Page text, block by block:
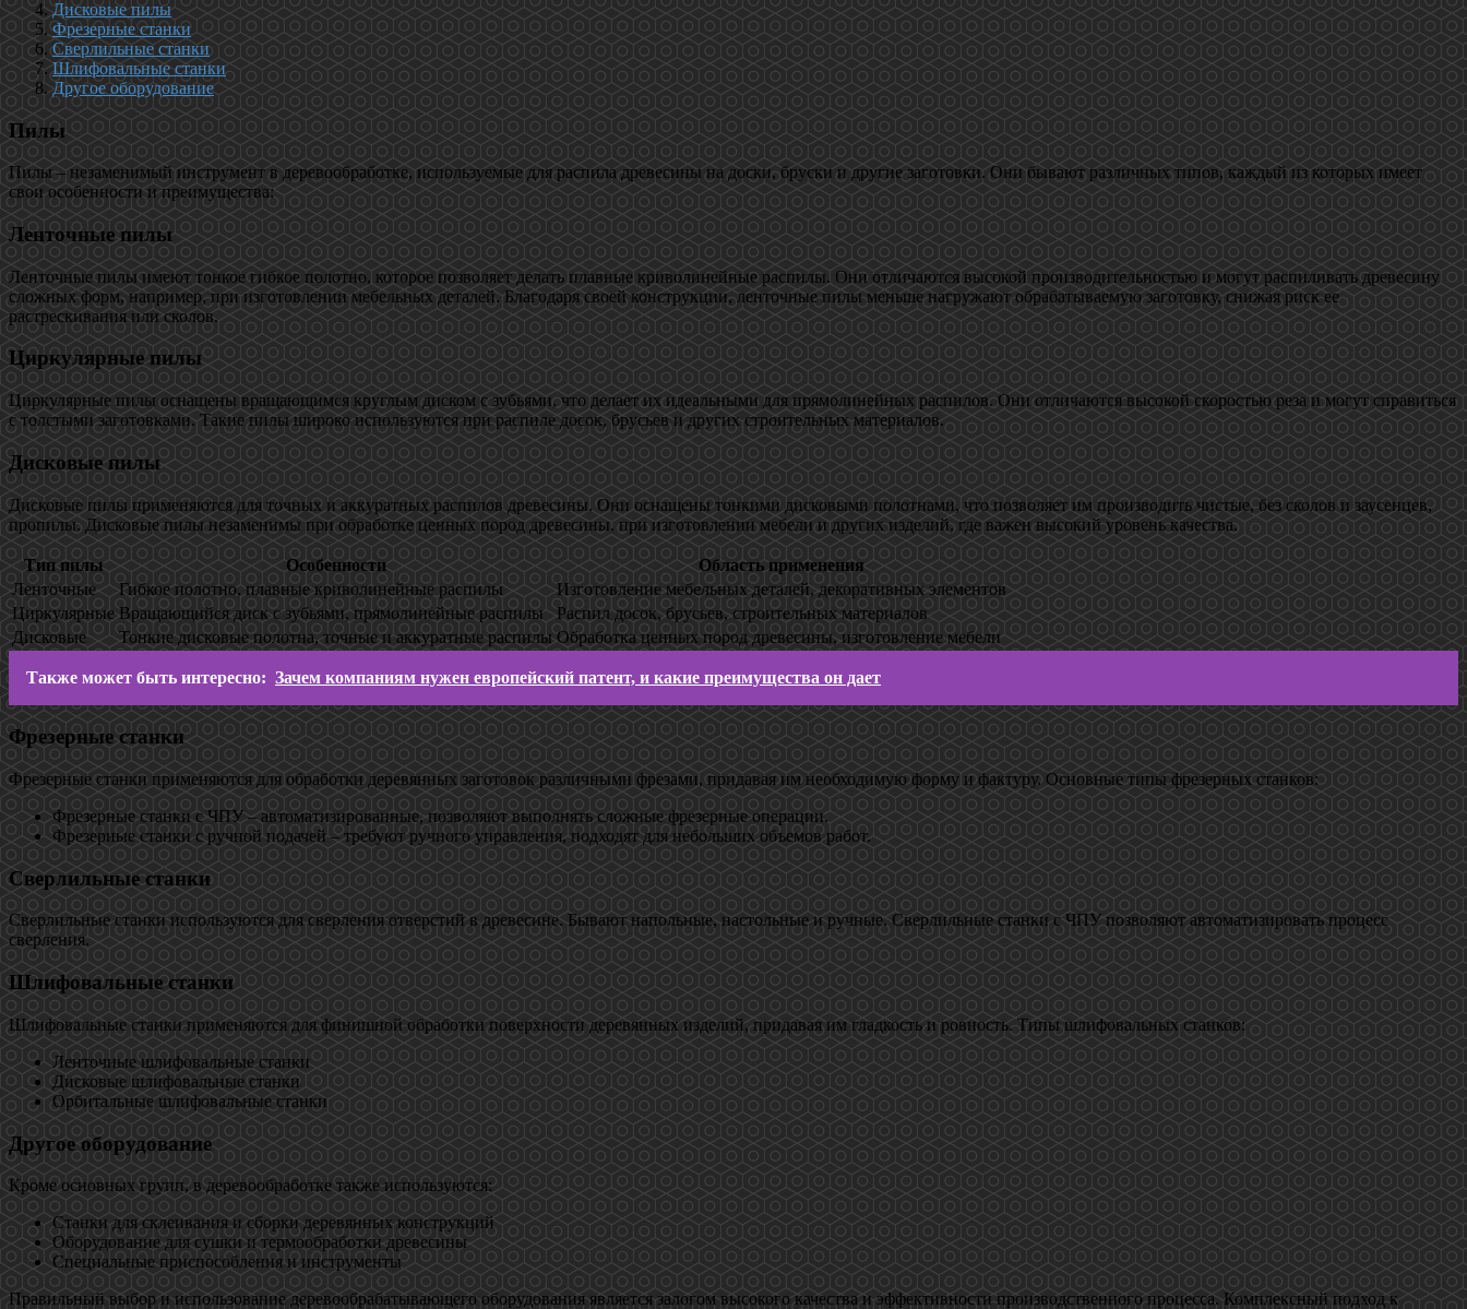
Дисковые пилы
Фрезерные станки
Сверлильные станки
Шлифовальные станки
Другое оборудование
Пилы
Пилы – незаменимый инструмент в деревообработке, используемые для распила древесины на доски, бруски и другие заготовки. Они бывают различных типов, каждый из которых имеет
свои особенности и преимущества:
Ленточные пилы
Ленточные пилы имеют тонкое гибкое полотно, которое позволяет делать плавные криволинейные распилы. Они отличаются высокой производительностью и могут распиливать древесину
сложных форм, например, при изготовлении мебельных деталей. Благодаря своей конструкции, ленточные пилы меньше нагружают обрабатываемую заготовку, снижая риск ее
растрескивания или сколов.
Циркулярные пилы
Циркулярные пилы оснащены вращающимся круглым диском с зубьями, что делает их идеальными для прямолинейных распилов. Они отличаются высокой скоростью реза и могут справиться
с толстыми заготовками. Такие пилы широко используются при распиле досок, брусьев и других строительных материалов.
Дисковые пилы
Дисковые пилы применяются для точных и аккуратных распилов древесины. Они оснащены тонкими диcковыми полотнами, что позволяет им производить чистые, без сколов и заусенцев,
пропилы. Дисковые пилы незаменимы при обработке ценных пород древесины, при изготовлении мебели и других изделий, где важен высокий уровень качества.
Тип пилы Особенности
Область применения
Ленточные
Гибкое полотно, плавные криволинейные распилы
Изготовление мебельных деталей, декоративных элементов
Циркулярные Вращающийся диск с зубьями, прямолинейные распилы
Распил досок, брусьев, строительных материалов
Дисковые
Тонкие дисковые полотна, точные и аккуратные распилы Обработка ценных пород древесины, изготовление мебели
Также может быть интересно: Зачем компаниям нужен европейский патент, и какие преимущества он дает
Фрезерные станки
Фрезерные станки применяются для обработки деревянных заготовок различными фрезами, придавая им необходимую форму и фактуру. Основные типы фрезерных станков:
Фрезерные станки с ЧПУ – автоматизированные, позволяют выполнять сложные фрезерные операции.
Фрезерные станки с ручной подачей – требуют ручного управления, подходят для небольших объемов работ.
Сверлильные станки
Сверлильные станки используются для сверления отверстий в древесине. Бывают напольные, настольные и ручные. Сверлильные станки с ЧПУ позволяют автоматизировать процесс
сверления.
Шлифовальные станки
Шлифовальные станки применяются для финишной обработки поверхности деревянных изделий, придавая им гладкость и ровность. Типы шлифовальных станков:
Ленточные шлифовальные станки
Дисковые шлифовальные станки
Орбитальные шлифовальные станки
Другое оборудование
Кроме основных групп, в деревообработке также используются:
Станки для склеивания и сборки деревянных конструкций
Оборудование для сушки и термообработки древесины
Специальные приспособления и инструменты
Правильный выбор и использование деревообрабатывающего оборудования является залогом высокого качества и эффективности производственного процесса. Комплексный подход к